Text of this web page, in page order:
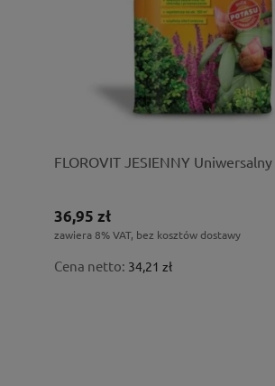
FLOROVIT JESIENNY Uniwersalny
36,95 zł
zawiera 8% VAT, bez kosztów dostawy
Cena netto: 34,21 zł